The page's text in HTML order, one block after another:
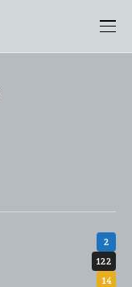
2
122
14